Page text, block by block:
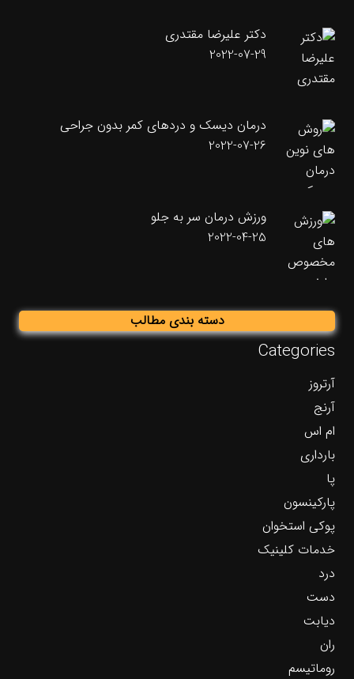
دکتر علیرضا مقتدری
2022-07-29
درمان دیسک و دردهای کمر بدون جراحی
2022-07-26
ورزش درمان سر به جلو
2022-04-25
دسته بندی مطالب
Categories
آرتروز
آرنج
ام اس
بارداری
پا
پارکینسون
پوکی استخوان
خدمات کلینیک
درد
دست
دیابت
ران
روماتیسم